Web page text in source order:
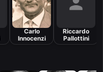
Carlo
Innocenzi
Riccardo
Pallottini